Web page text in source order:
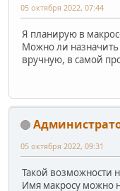
05 октября 2022, 07:44
Я планирую в
Можно ли назначить
вручную, в самой
05 октября 2022, 09:31
Такой возможности
Имя макросу можно